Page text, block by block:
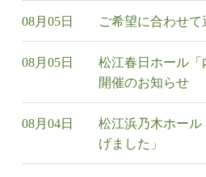
08月05日 ご希望に合わせ
08月05日
松江春日ホール「
開催のお知らせ
08月04日
松江浜乃木ホール
げました」